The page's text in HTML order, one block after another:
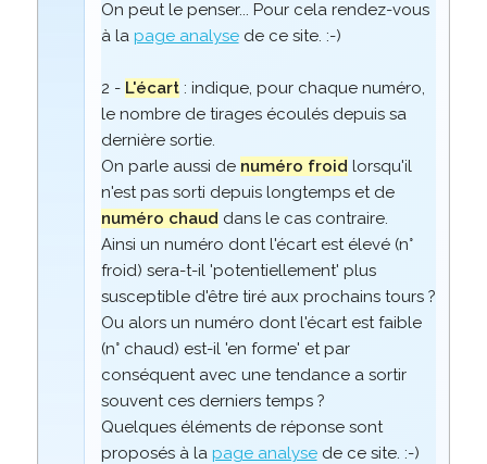
On peut le penser... Pour cela rendez-vous
à la page analysede ce site. :-)
2 - L'écart: indique, pour chaque numéro,
le nombre de tirages écoulés depuis sa
dernière sortie.
On parle aussi de numéro froid lorsqu'il
n'est pas sorti depuis longtemps et de
numéro chaud dans le cas contraire.
Ainsi un numéro dont l'écart est élevé (n°
froid) sera-t-il 'potentiellement' plus
susceptible d'être tiré aux prochains tours ?
Ou alors un numéro dont l'écart est faible
(n° chaud) est-il 'en forme' et par
conséquent avec une tendance a sortir
souvent ces derniers temps ?
Quelques éléments de réponse sont
proposés à la page analysede ce site. :-)